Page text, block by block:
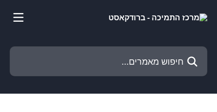
חיפוש מאמרים...